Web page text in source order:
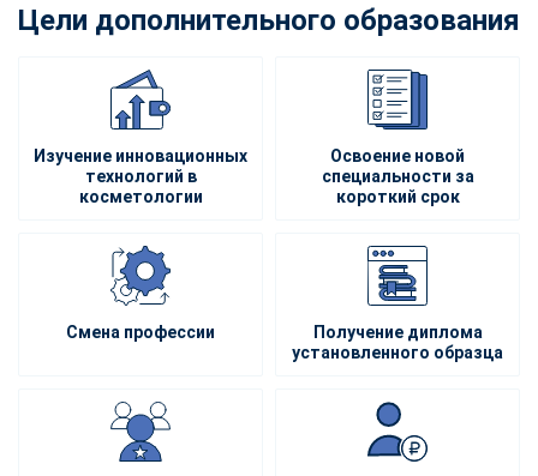
Цели дополнительного образования
Изучение инновационных
технологий в
косметологии
Освоение новой
специальности за
короткий срок
Смена профессии
Получение диплома
установленного образца